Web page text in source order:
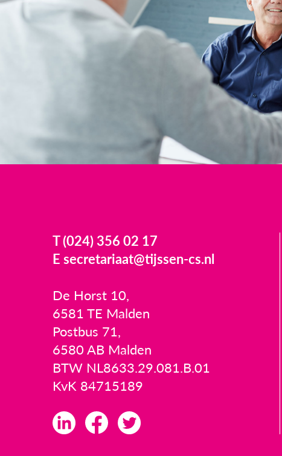
T (024) 356 02 17
E secretariaat@tijssen-cs.nl
De Horst 10,
6581 TE Malden
Postbus 71,
6580 AB Malden
BTW NL8633.29.081.B.01
KvK 84715189